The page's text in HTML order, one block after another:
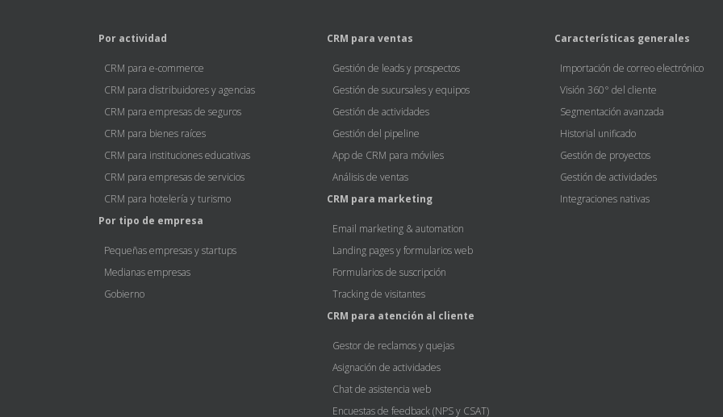
Por actividad
CRM para e-commerce
CRM para distribuidores y agencias
CRM para empresas de seguros
CRM para bienes raíces
CRM para instituciones educativas
CRM para empresas de servicios
CRM para hotelería y turismo
Por tipo de empresa
Pequeñas empresas y startups
Medianas empresas
Gobierno
CRM para ventas
Gestión de leads y prospectos
Gestión de sucursales y equipos
Gestión de actividades
Gestión del pipeline
App de CRM para móviles
Análisis de ventas
CRM para marketing
Email marketing & automation
Landing pages y formularios web
Formularios de suscripción
Tracking de visitantes
CRM para atención al cliente
Gestor de reclamos y quejas
Asignación de actividades
Chat de asistencia web
Encuestas de feedback (NPS y CSAT)
Características generales
Importación de correo electrónico
Visión 360° del cliente
Segmentación avanzada
Historial unificado
Gestión de proyectos
Gestión de actividades
Integraciones nativas